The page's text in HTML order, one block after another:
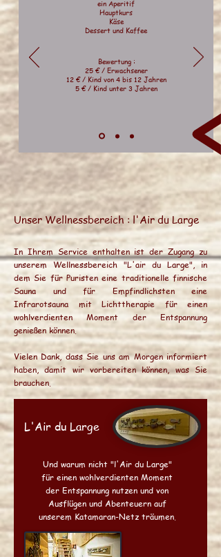
ein Aperitif
Hauptkurs
Käse
Dessert und Kaffee
Bewertung :
25 € / Erwachsener
12 € / Kind von 4 bis 12 Jahren
5 € / Kind unter 3 Jahren
Unser Wellnessbereich : l'Air du Large
In Ihrem Service enthalten ist der Zugang zu
unserem Wellnessbereich "L'air du Large", in
dem Sie für Puristen eine traditionelle finnische
Sauna und für Empfindlichsten eine
Infrarotsauna mit Lichttherapie für einen
wohlverdienten Moment der Entspannung
genießen können.
Vielen Dank, dass Sie uns am Morgen informiert
haben, damit wir vorbereiten können, was Sie
brauchen.
L'Air du Large
Und warum nicht "l'Air du Large"
für einen wohlverdienten Moment
der Entspannung nutzen und von
Ausflügen und Abenteuern auf
unserem Katamaran-Netz träumen.